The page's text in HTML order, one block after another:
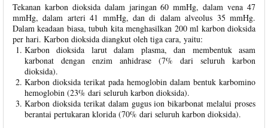
Tekanan karbon dioksida dalam jaringan 60 mmHg, dalam vena 47
mmHg, dalam arteri 41 mmHg, dan di dalam alveolus 35 mmHg.
Dalam keadaan biasa, tubuh kita menghasilkan 200 ml karbon dioksida
per hari. Karbon dioksida diangkut oleh tiga cara, yaitu:
Karbon dioksida larut dalam plasma, dan membentuk asam
karbonat dengan enzim anhidrase (7% dari seluruh karbon
dioksida).
Karbon dioksida terikat pada hemoglobin dalam bentuk karbomino
hemoglobin (23% dari seluruh karbon dioksida).
Karbon dioksida terikat dalam gugus ion bikarbonat melalui proses
berantai pertukaran klorida (70% dari seluruh karbon dioksida).